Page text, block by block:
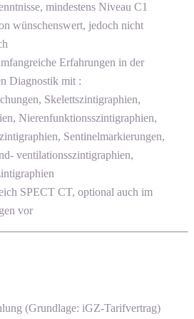
mindestens Niveau C1
wünschenswert, jedoch nicht
Erfahrungen in der
Diagnostik mit :
Skelettszintigraphien,
Nierenfunktionsszintigraphien,
Sentinelmarkierungen,
ventilationsszintigraphien,
SPECT CT, optional auch im
vor
(Grundlage: iGZ-Tarifvertrag)